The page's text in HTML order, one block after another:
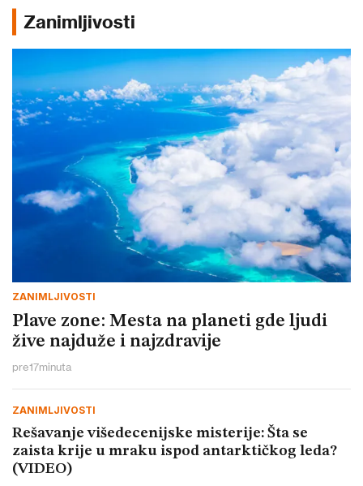
Zanimljivosti
ZANIMLJIVOSTI
Plave zone: Mesta na planeti gde ljudi
žive najduže i najzdravije
pre17minuta
ZANIMLJIVOSTI
Rešavanje višedecenijske misterije: Šta se
zaista krije u mraku ispod antarktičkog leda?
(VIDEO)